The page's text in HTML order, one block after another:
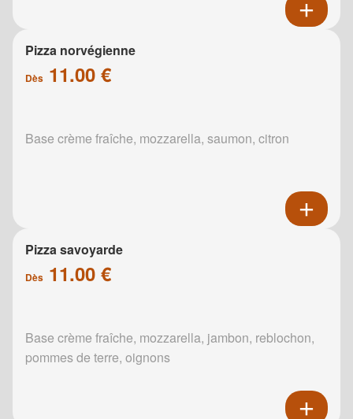
Pizza norvégienne
Dès 11.00 €
Base crème fraîche, mozzarella, saumon, citron
Pizza savoyarde
Dès 11.00 €
Base crème fraîche, mozzarella, jambon, reblochon,
pommes de terre, oignons